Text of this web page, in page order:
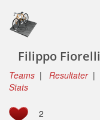
Filippo Fiorelli
Teams | Resultater|
Stats
2